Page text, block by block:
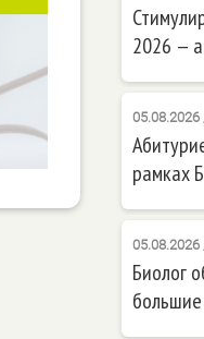
2026 —
05.08.2026
рамках
05.08.2026
Биолог